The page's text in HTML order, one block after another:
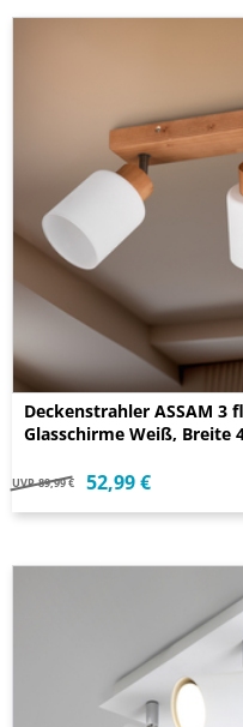
Deckenstrahler ASSAM 3
Glasschirme Weiß, Breite
UVP 89,99 € 52,99 €